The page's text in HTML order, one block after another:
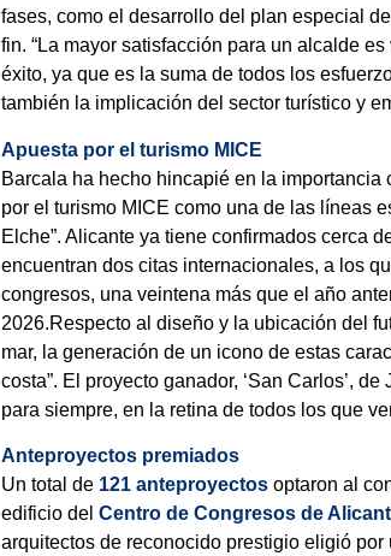
fases, como el desarrollo del plan especial
fin. “La mayor satisfacción para un alcalde
éxito, ya que es la suma de todos los
también la implicación del sector turístico y
Apuesta por el turismo MICE
Barcala ha hecho hincapié en la importancia
por el turismo MICE como una de las líneas
Elche”. Alicante ya tiene confirmados cerca
encuentran dos citas internacionales, a los
congresos, una veintena más que el año
2026.Respecto al diseño y la ubicación del
mar, la generación de un icono de estas
costa”. El proyecto ganador, ‘San Carlos’,
para siempre, en la retina de todos los que
Anteproyectos premiados
Un total de 121 anteproyectos optaron al
edificio delCentro de Congresos de
arquitectos de reconocido prestigio eligió por